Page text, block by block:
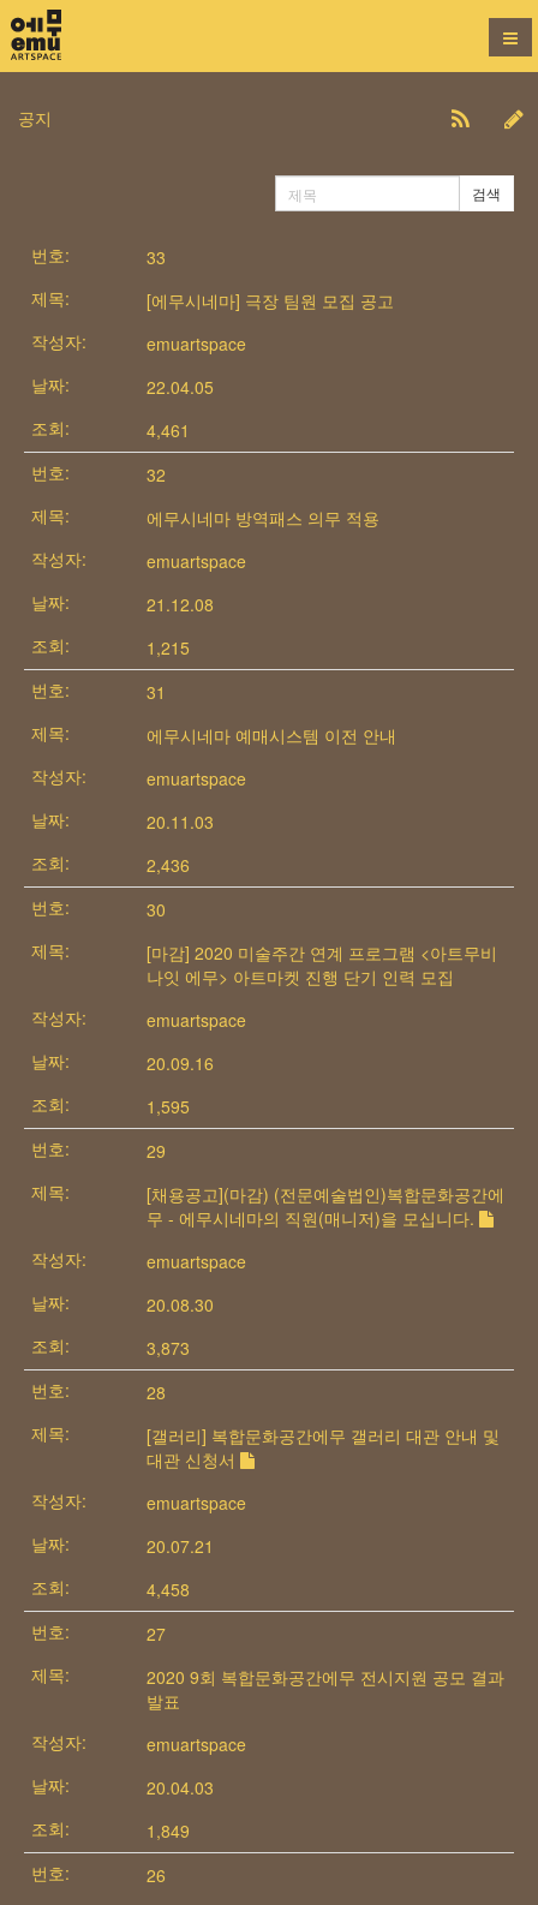
공지
검색
33
[에무시네마] 극장 팀원 모집 공고
emuartspace
22.04.05
4,461
32
에무시네마 방역패스 의무 적용
emuartspace
21.12.08
1,215
31
에무시네마 예매시스템 이전 안내
emuartspace
20.11.03
2,436
30
[마감] 2020 미술주간 연계 프로그램 <아트무비
나잇 에무> 아트마켓 진행 단기 인력 모집
emuartspace
20.09.16
1,595
29
[채용공고](마감) (전문예술법인)복합문화공간에
무 - 에무시네마의 직원(매니저)을 모십니다.
emuartspace
20.08.30
3,873
28
[갤러리] 복합문화공간에무 갤러리 대관 안내 및
대관 신청서
emuartspace
20.07.21
4,458
27
2020 9회 복합문화공간에무 전시지원 공모 결과
발표
emuartspace
20.04.03
1,849
26